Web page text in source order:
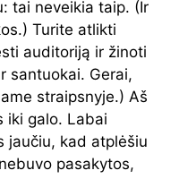
tai neveikia taip. (Ir
Turite atlikti
auditoriją ir žinoti
santuokai. Gerai,
straipsnyje.) Aš
iki galo. Labai
jaučiu, kad atplėšiu
pasakytos,